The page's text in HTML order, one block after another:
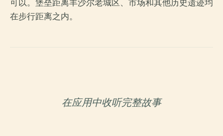
可以。堡垒距离丰沙尔老城区、市场和其他历史遗迹均
在步行距离之内。
在应用中收听完整故事